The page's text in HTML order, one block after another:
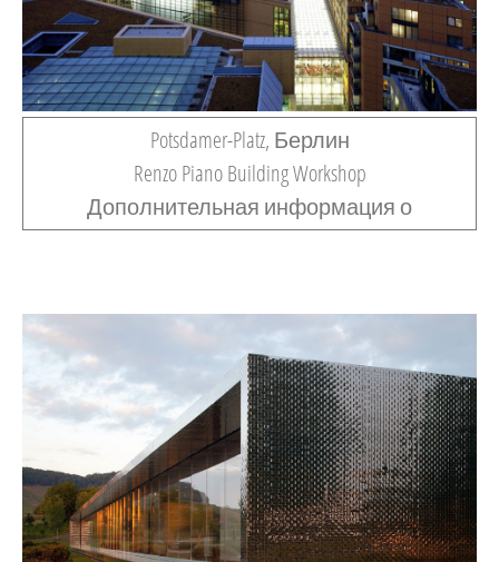
Potsdamer-Platz, Берлин
Renzo Piano Building Workshop
Дополнительная информация о